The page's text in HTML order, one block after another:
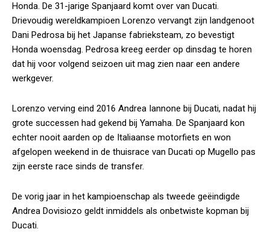
Honda. De 31-jarige Spanjaard komt over van Ducati.
Drievoudig wereldkampioen Lorenzo vervangt zijn landgenoot
Dani Pedrosa bij het Japanse fabrieksteam, zo bevestigt
Honda woensdag. Pedrosa kreeg eerder op dinsdag te horen
dat hij voor volgend seizoen uit mag zien naar een andere
werkgever.
Lorenzo verving eind 2016 Andrea Iannone bij Ducati, nadat hij
grote successen had gekend bij Yamaha. De Spanjaard kon
echter nooit aarden op de Italiaanse motorfiets en won
afgelopen weekend in de thuisrace van Ducati op Mugello pas
zijn eerste race sinds de transfer.
De vorig jaar in het kampioenschap als tweede geëindigde
Andrea Dovisiozo geldt inmiddels als onbetwiste kopman bij
Ducati.